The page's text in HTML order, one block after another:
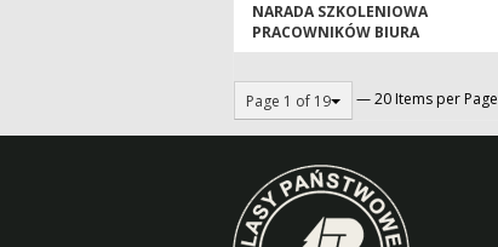
NARADA SZKOLENIOWA
PRACOWNIKÓW BIURA
NADLEŚNICTWA W DNIU 12
Page 1 of 19 — 20 Items per Page